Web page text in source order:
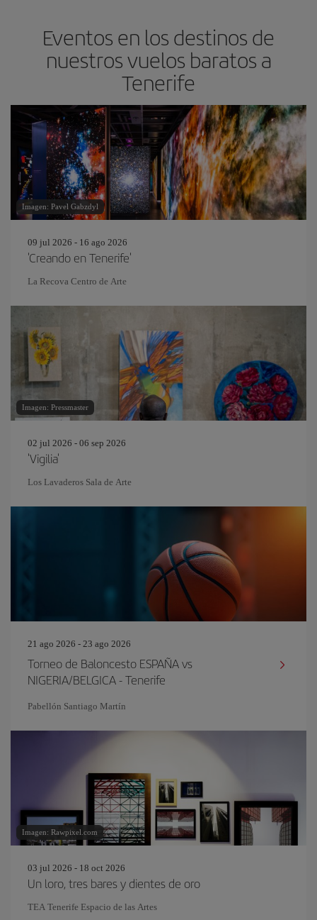
Eventos en los destinos de
nuestros vuelos baratos a
Tenerife
Imagen: Pavel Gabzdyl
09 jul 2026 - 16 ago 2026
'Creando en Tenerife'
La Recova Centro de Arte
Imagen: Pressmaster
02 jul 2026 - 06 sep 2026
'Vigilia'
Los Lavaderos Sala de Arte
21 ago 2026 - 23 ago 2026
Torneo de Baloncesto ESPAÑA vs
NIGERIA/BELGICA - Tenerife
Pabellón Santiago Martín
Imagen: Rawpixel.com
03 jul 2026 - 18 oct 2026
Un loro, tres bares y dientes de oro
TEA Tenerife Espacio de las Artes